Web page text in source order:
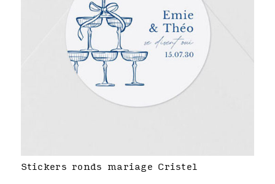
Stickers ronds mariage Cristel